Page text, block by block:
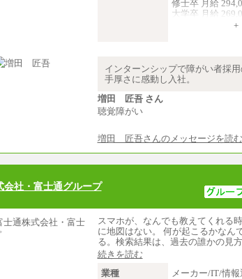
修士卒 月給
大学卒 月給
※試用期間の給
します。
2025年新卒初任
000円
+
インターンシップで障がい者採
手厚さに感動し入社。
増田 匠吾 さん
聴覚障がい
増田 匠吾さんのメッセージを読む
会社・富士通グループ
スマホが、なんでも教えてくれる
に地図はない。 何が起こるかなん
る。検索結果は、過去の誰かの見
続きを読む
業種
メーカー/IT/情報